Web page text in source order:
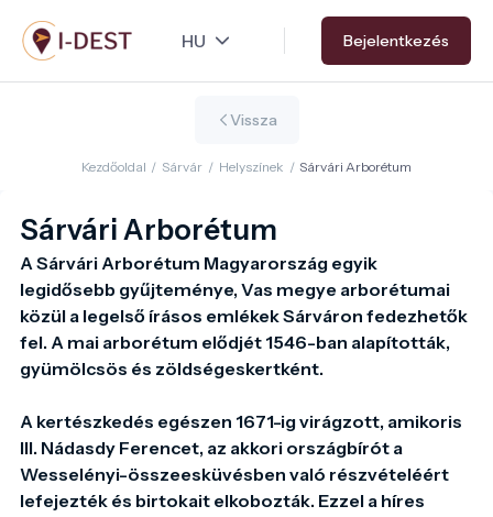
Ugrás
a
tartalomra
Bejelentkezés
Vissza
Kezdőoldal / Sárvár / Helyszínek / Sárvári Arborétum
Sárvári Arborétum
A Sárvári Arborétum Magyarország egyik
legidősebb gyűjteménye, Vas megye arborétumai
közül a legelső írásos emlékek Sárváron fedezhetők
fel. A mai arborétum elődjét 1546-ban alapították,
gyümölcsös és zöldségeskertként.
A kertészkedés egészen 1671-ig virágzott, amikoris
III. Nádasdy Ferencet, az akkori országbírót a
Wesselényi-összeesküvésben való részvételéért
lefejezték és birtokait elkobozták. Ezzel a híres